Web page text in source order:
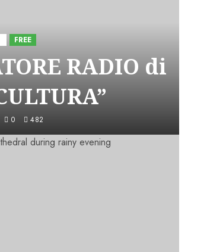
FREE
RADIO di
0 482